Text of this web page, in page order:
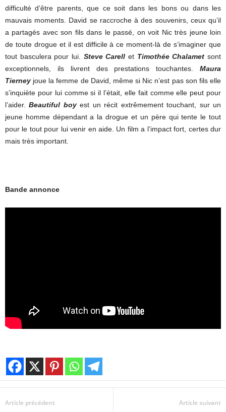
difficulté d’être parents, que ce soit dans les bons ou dans les
mauvais moments. David se raccroche à des souvenirs, ceux qu’il
a partagés avec son fils dans le passé, on voit Nic très jeune loin
de toute drogue et il est difficile à ce moment-là de s’imaginer que
tout basculera pour lui. Steve Carell et Timothée Chalamet sont
exceptionnels, ils livrent des prestations touchantes. Maura
Tierney joue la femme de David, même si Nic n’est pas son fils elle
s’inquiète pour lui comme si il l’était, elle fait comme elle peut pour
l’aider.Beautiful boyest un récit extrêmement touchant, sur un
jeune homme dépendant a la drogue et un père qui tente le tout
pour le tout pour lui venir en aide. Un film a l’impact fort, certes dur
mais très important.
Bande annonce
Article précédent Article suivant